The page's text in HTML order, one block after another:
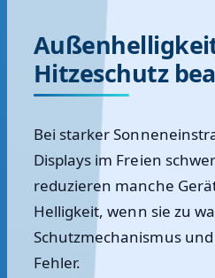
Hitzeschutz
Bei starker
Displays im Freien
reduzieren manche
Helligkeit, wenn sie zu
Schutzmechanismus
Fehler.